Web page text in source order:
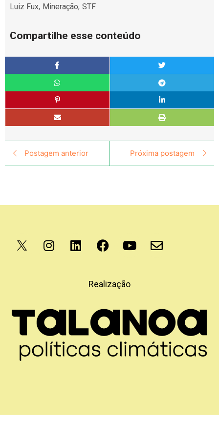
Luiz Fux, Mineração, STF
Compartilhe esse conteúdo
Postagem anterior Próxima postagem
Realização